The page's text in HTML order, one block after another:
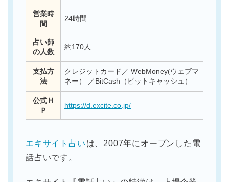
営業時
間
24時間
占い師
の人数
約170人
支払方
法
クレジットカード／ WebMoney(ウェブマ
ネー） ／BitCash（ビットキャッシュ）
公式Ｈ
Ｐ
https://d.excite.co.jp/
エキサイト占い は、2007年にオープンした電
話占いです。